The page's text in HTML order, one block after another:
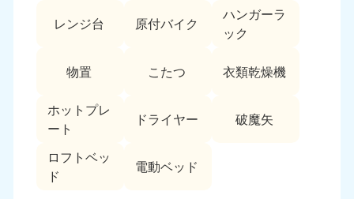
レンジ台 原付バイク
ハンガーラ
ック
物置 こたつ 衣類乾燥機
ホットプレ
ート
ドライヤー 破魔矢
ロフトベッ
ド
電動ベッド